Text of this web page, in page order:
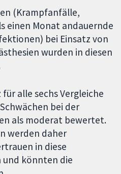
(Krampfanfälle,
einen Monat andauernde
bei Einsatz von
wurden in diesen
alle sechs Vergleiche
bei der
als moderat bewertet.
werden daher
in diese
und könnten die